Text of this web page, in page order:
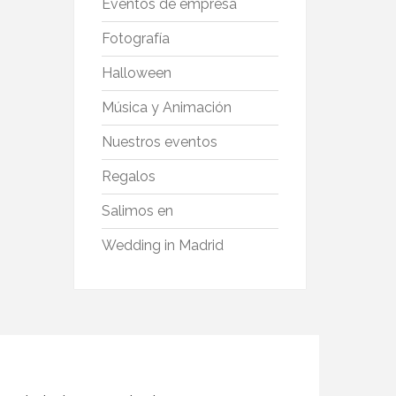
Eventos de empresa
Fotografía
Halloween
Música y Animación
Nuestros eventos
Regalos
Salimos en
Wedding in Madrid